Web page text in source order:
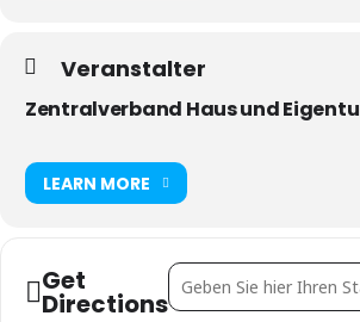
Veranstalter
Zentralverband Haus und
LEARN MORE
Get
Directions
Address - OPEN